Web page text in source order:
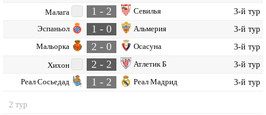
Малага 1 - 2 Севилья 3-й тур
Эспаньол 1 - 0 Альмерия 3-й тур
Мальорка 2 - 0 Осасуна 3-й тур
Хихон 2 - 2 Атлетик Б 3-й тур
Реал Сосьедад 1 - 2 Реал Мадрид 3-й тур
2 тур